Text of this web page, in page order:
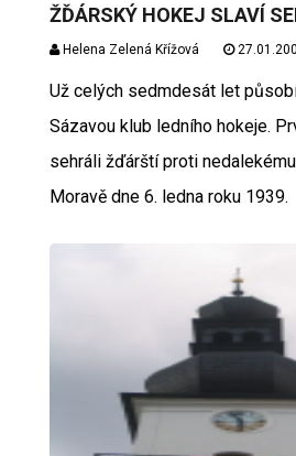
ŽĎÁRSKÝ HOKEJ SLAVÍ
Helena Zelená Křížová
Už celých sedmdesát let
Sázavou klub ledního hokeje.
sehráli žďárští proti
Moravě dne 6. ledna roku 1939.